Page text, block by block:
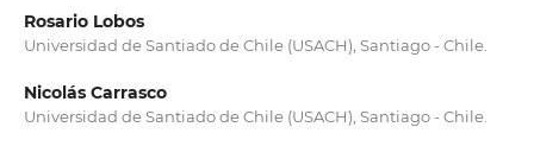
Rosario Lobos
Universidad de Santiado de Chile (USACH), Santiago - Chile.
Nicolás Carrasco
Universidad de Santiado de Chile (USACH), Santiago - Chile.